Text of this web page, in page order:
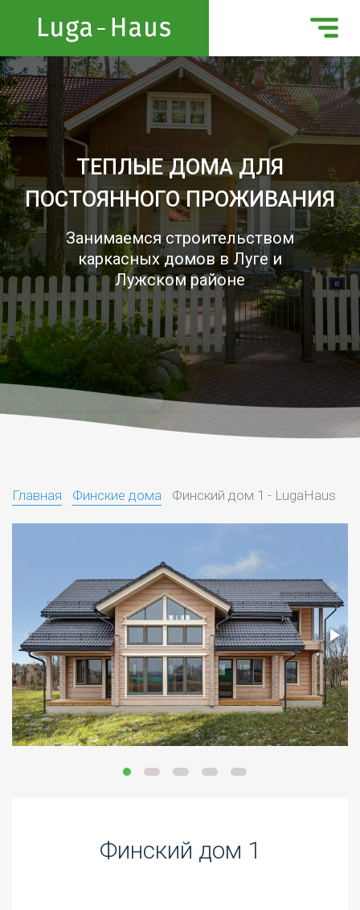
ТЕПЛЫЕ ДОМА ДЛЯ
ПОСТОЯННОГО ПРОЖИВАНИЯ
Занимаемся строительством
каркасных домов в Луге и
Лужском районе
Главная Финские дома Финский дом 1 - LugaHaus
Финский дом 1